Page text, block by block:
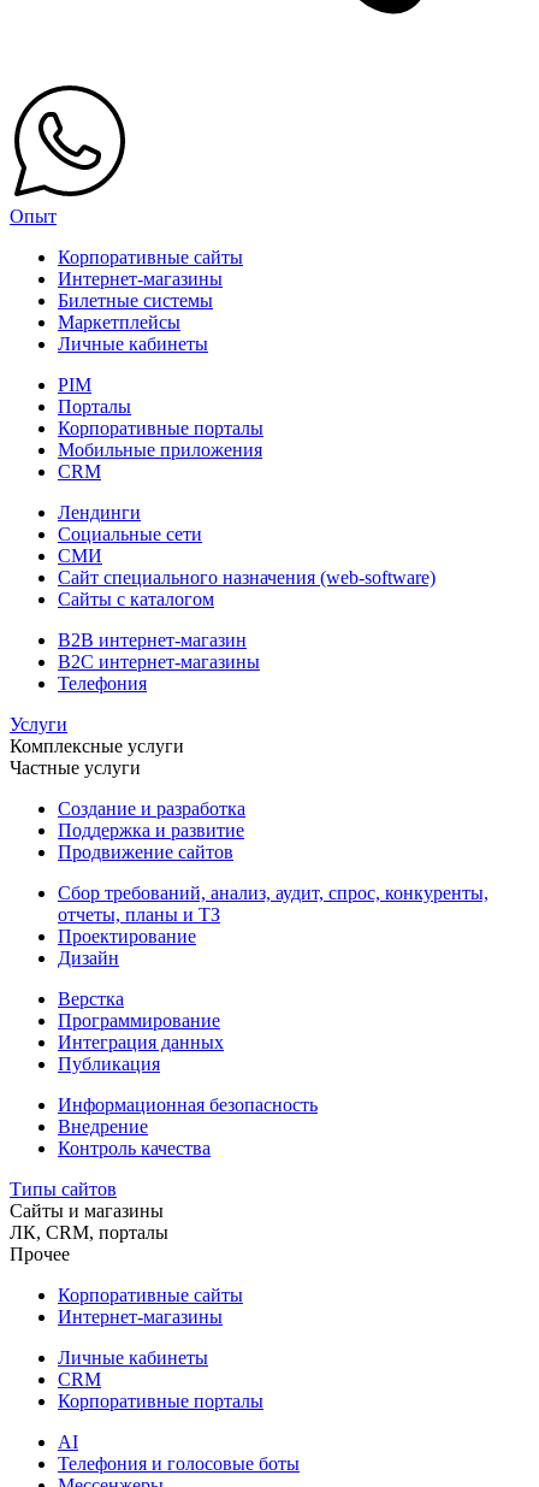
Опыт
Корпоративные сайты
Интернет-магазины
Билетные системы
Маркетплейсы
Личные кабинеты
PIM
Порталы
Корпоративные порталы
Мобильные приложения
CRM
Лендинги
Социальные сети
СМИ
Сайт специального назначения (web-software)
Сайты с каталогом
B2B интернет-магазин
B2C интернет-магазины
Телефония
Услуги
Комплексные услуги
Частные услуги
Создание и разработка
Поддержка и развитие
Продвижение сайтов
Сбор требований, анализ, аудит, спрос, конкуренты,
отчеты, планы и ТЗ
Проектирование
Дизайн
Верстка
Программирование
Интеграция данных
Публикация
Информационная безопасность
Внедрение
Контроль качества
Типы сайтов
Сайты и магазины
ЛК, CRM, порталы
Прочее
Корпоративные сайты
Интернет-магазины
Личные кабинеты
CRM
Корпоративные порталы
AI
Телефония и голосовые боты